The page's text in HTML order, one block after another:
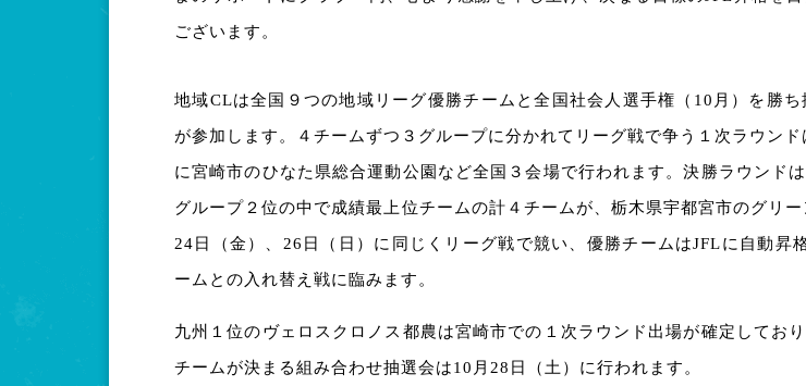
ございます。
地域CLは全国９つの地域リーグ優勝チームと全国社会人選手権（10月）を勝
が参加します。 ４チームずつ３グループに分かれてリーグ戦で争う１次ラウン
に宮崎市のひなた県総合運動公園など全国３会場で行われます。決勝ラウンド
グループ２位の中で成績最上位チームの計４チームが、栃木県宇都宮市のグリ
24日（金）、26日（日）に同じくリーグ戦で競い、優勝チームはJFLに自動昇
ームとの入れ替え戦に臨みます。
九州１位のヴェロスクロノス都農は宮崎市での１次ラウンド出場が確定してお
チームが決まる組み合わせ抽選会は10月28日（土）に行われます。